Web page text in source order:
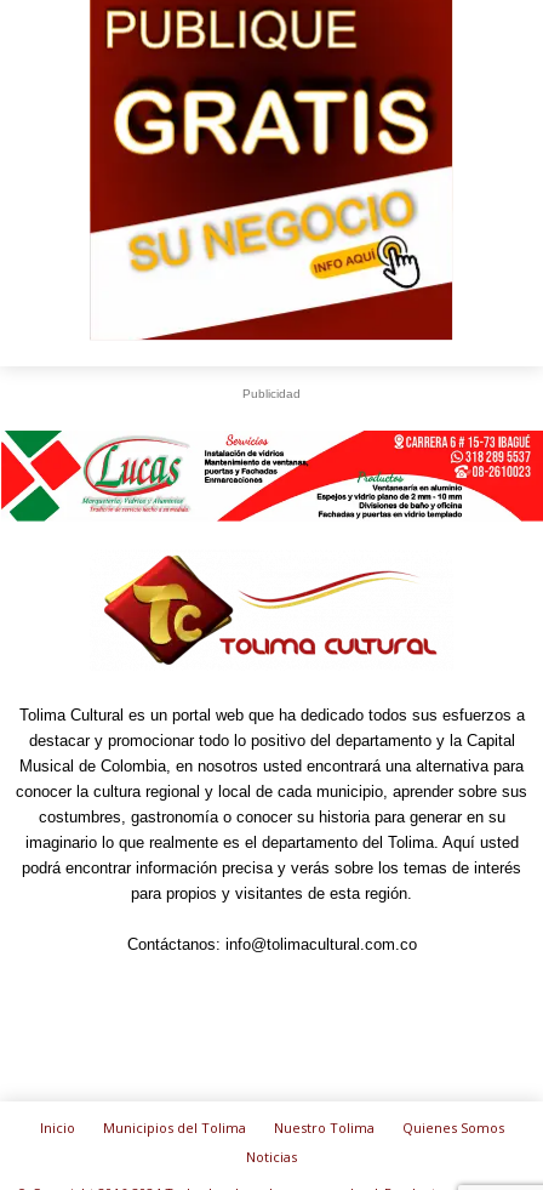
Publicidad
Tolima Cultural es un portal web que ha dedicado todos sus esfuerzos a
destacar y promocionar todo lo positivo del departamento y la Capital
Musical de Colombia, en nosotros usted encontrará una alternativa para
conocer la cultura regional y local de cada municipio, aprender sobre sus
costumbres, gastronomía o conocer su historia para generar en su
imaginario lo que realmente es el departamento del Tolima. Aquí usted
podrá encontrar información precisa y verás sobre los temas de interés
para propios y visitantes de esta región.
Contáctanos: info@tolimacultural.com.co
Inicio Municipios del Tolima Nuestro Tolima
Quienes Somos
Noticias